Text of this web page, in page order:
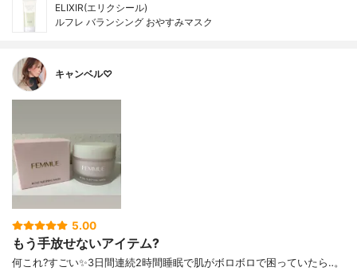
ELIXIR(エリクシール)
ルフレ バランシング おやすみマスク
キャンベル♡
5.00
もう手放せないアイテム?
何これ?すごい✨3日間連続2時間睡眠で肌がボロボロで困っていたら‥。